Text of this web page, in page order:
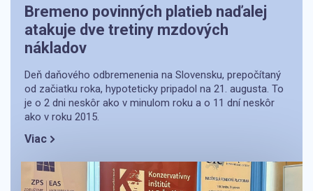
Bremeno povinných platieb naďalej
atakuje dve tretiny mzdových
nákladov
Deň daňového odbremenenia na Slovensku, prepočítaný
od začiatku roka, hypoteticky pripadol na 21. augusta. To
je o 2 dni neskôr ako v minulom roku a o 11 dní neskôr
ako v roku 2015.
Viac